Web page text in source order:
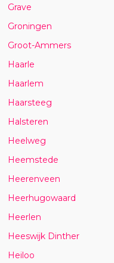
Grave
Groningen
Groot-Ammers
Haarle
Haarlem
Haarsteeg
Halsteren
Heelweg
Heemstede
Heerenveen
Heerhugowaard
Heerlen
Heeswijk Dinther
Heiloo